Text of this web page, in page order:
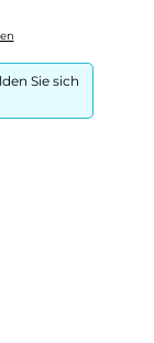
Sie sich